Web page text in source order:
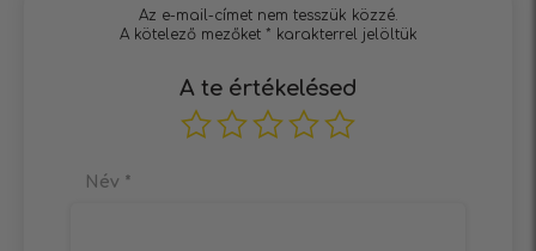
Az e-mail-címet nem tesszük közzé.
A kötelező mezőket * karakterrel jelöltük
A te értékelésed
Név *